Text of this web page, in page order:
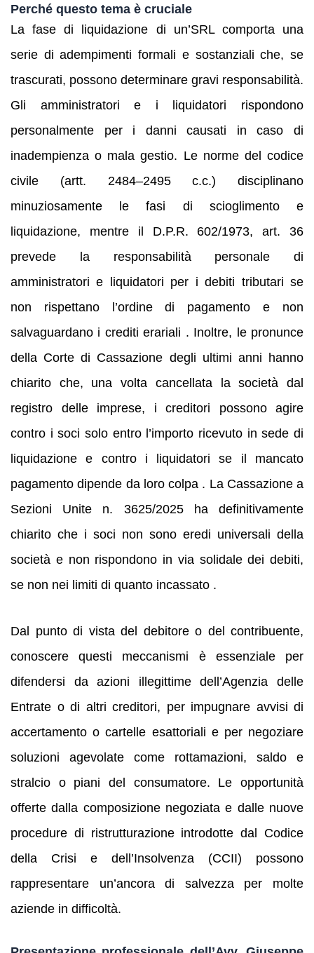
Perché questo tema è cruciale
La fase di liquidazione di un’SRL comporta una
serie di adempimenti formali e sostanziali che, se
trascurati, possono determinare gravi responsabilità.
Gli amministratori e i liquidatori rispondono
personalmente per i danni causati in caso di
inadempienza o mala gestio. Le norme del codice
civile (artt. 2484–2495 c.c.) disciplinano
minuziosamente le fasi di scioglimento e
liquidazione, mentre il D.P.R. 602/1973, art. 36
prevede la responsabilità personale di
amministratori e liquidatori per i debiti tributari se
non rispettano l’ordine di pagamento e non
salvaguardano i crediti erariali . Inoltre, le pronunce
della Corte di Cassazione degli ultimi anni hanno
chiarito che, una volta cancellata la società dal
registro delle imprese, i creditori possono agire
contro i soci solo entro l’importo ricevuto in sede di
liquidazione e contro i liquidatori se il mancato
pagamento dipende da loro colpa . La Cassazione a
Sezioni Unite n. 3625/2025 ha definitivamente
chiarito che i soci non sono eredi universali della
società e non rispondono in via solidale dei debiti,
se non nei limiti di quanto incassato .
Dal punto di vista del debitore o del contribuente,
conoscere questi meccanismi è essenziale per
difendersi da azioni illegittime dell’Agenzia delle
Entrate o di altri creditori, per impugnare avvisi di
accertamento o cartelle esattoriali e per negoziare
soluzioni agevolate come rottamazioni, saldo e
stralcio o piani del consumatore. Le opportunità
offerte dalla composizione negoziata e dalle nuove
procedure di ristrutturazione introdotte dal Codice
della Crisi e dell’Insolvenza (CCII) possono
rappresentare un’ancora di salvezza per molte
aziende in difficoltà.